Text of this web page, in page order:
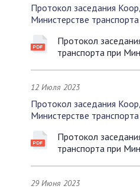
Протокол заседания
Министерстве
Протокол
транспорта при
12 Июля 2023
Протокол заседания
Министерстве
Протокол
транспорта при
29 Июня 2023